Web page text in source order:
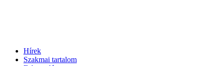
Hírek
Szakmai tartalom